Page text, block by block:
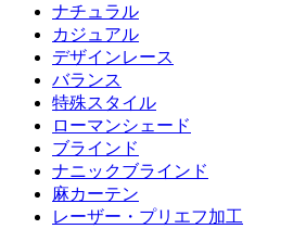
ナチュラル
カジュアル
デザインレース
バランス
特殊スタイル
ローマンシェード
ブラインド
ナニックブラインド
麻カーテン
レーザー・プリエフ加工